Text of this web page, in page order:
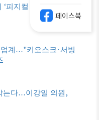
‘피지컬
계 …"키오스크 ·서빙
는다…이강일 의원 ,
페이스북